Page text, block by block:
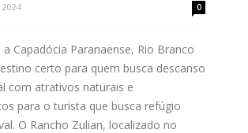
0
a Capadócia Paranaense, Rio Branco
certo para quem busca descanso
com atrativos naturais e
para o turista que busca refúgio
O Rancho Zulian, localizado no